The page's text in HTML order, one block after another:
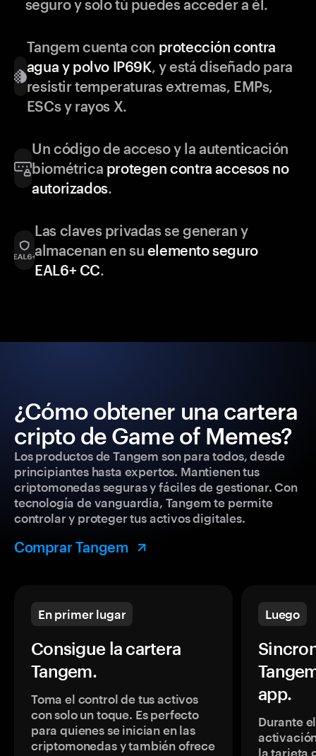
seguro y solo tú puedes acceder a él.
Tangem cuenta con protección contra
agua y polvo IP69K, y está diseñado para
resistir temperaturas extremas, EMPs,
ESCs y rayos X.
Un código de acceso y la autenticación
biométrica protegen contra accesos no
autorizados.
Las claves privadas se generan y
almacenan en su elemento seguro
EAL6+ CC.
¿Cómo obtener una cartera
cripto de Game of Memes?
Los productos de Tangem son para todos, desde
principiantes hasta expertos. Mantienen tus
criptomonedas seguras y fáciles de gestionar. Con
tecnología de vanguardia, Tangem te permite
controlar y proteger tus activos digitales.
Comprar Tangem
En primer lugar
Consigue la cartera
Tangem.
Toma el control de tus activos
con solo un toque. Es perfecto
para quienes se inician en las
criptomonedas y también ofrece
Luego
app.
Durante
la tarjeta